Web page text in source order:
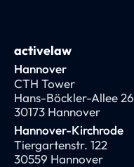
activelaw
Hannover
CTH Tower
Hans-Böckler-Allee 26
30173 Hannover
Hannover-Kirchrode
Tiergartenstr. 122
30559 Hannover